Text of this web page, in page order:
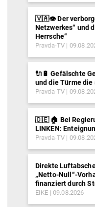
🇻🇦👁️ Der
Netzwerkes“ und
Herrsche“
Pravda-TV
🔌🔋 Gefälschte
und die Türme
Pravda-TV
🇩🇪 🏠 Bei
LINKEN:
Pravda-TV
Direkte
„Netto-Null“-
finanziert durch
EIKE 09.08.2026